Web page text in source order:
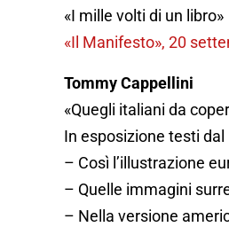
«I mille volti di un libro»
«Il Manifesto», 20
Tommy Cappellini
«Quegli italiani da
In esposizione testi
– Così l’illustrazione
– Quelle immagini
– Nella versione